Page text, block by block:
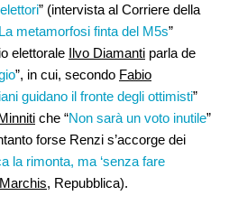
” (intervista al Corriere della
La metamorfosi finta del M5s”
elettorale Ilvo Diamanti parla de
”, in cui, secondo Fabio
guidano il fronte degli ottimisti”
che “Non sarà un voto inutile”
forse Renzi s’accorge dei
la rimonta, ma ‘senza fare
, Repubblica).